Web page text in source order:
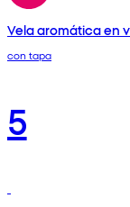
Vela aromática en
con tapa
5